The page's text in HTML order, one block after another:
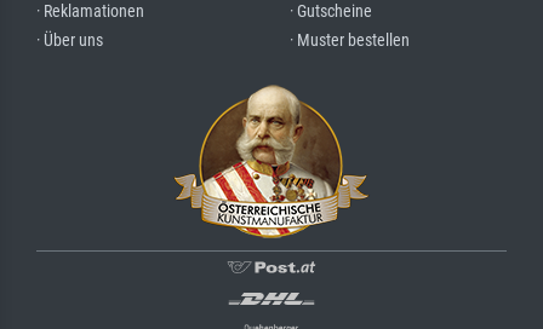
· Reklamationen
· Über uns
· Gutscheine
· Muster bestellen